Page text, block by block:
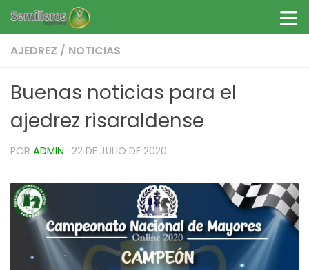
Saltar al contenido
AJEDREZ / NOTICIAS
Buenas noticias para el
ajedrez risaraldense
POR ADMIN · 22 DE JULIO DE 2020